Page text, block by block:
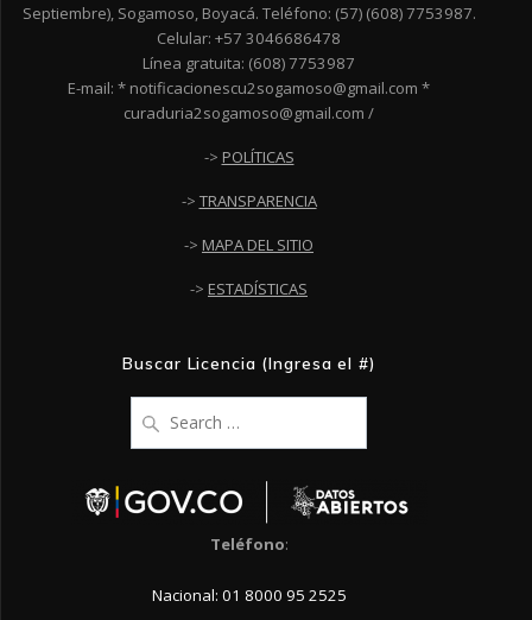
Septiembre), Sogamoso, Boyacá. Teléfono: (57) (608) 7753987.
Celular: +57 3046686478
Línea gratuita: (608) 7753987
E-mail: * notificacionescu2sogamoso@gmail.com *
curaduria2sogamoso@gmail.com /
-> POLÍTICAS
-> TRANSPARENCIA
-> MAPA DEL SITIO
-> ESTADÍSTICAS
Buscar Licencia (Ingresa el #)
for:
Teléfono:
Nacional: 01 8000 95 2525